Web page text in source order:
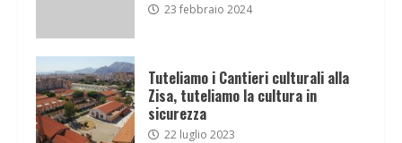
23 febbraio 2024
Tuteliamo i Cantieri culturali alla
Zisa, tuteliamo la cultura in
sicurezza
22 luglio 2023